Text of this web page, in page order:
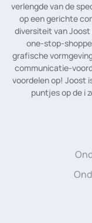
verlengde van de
op een gerichte
diversiteit van Joost
one-stop-
grafische
communicatie-
voordelen op! Joost
puntjes op de i